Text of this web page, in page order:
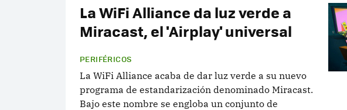
La WiFi Alliance da luz verde a
Miracast, el 'Airplay' universal
PERIFÉRICOS
La WiFi Alliance acaba de dar luz verde a su nuevo
programa de estandarización denominado Miracast.
Bajo este nombre se engloba un conjunto de